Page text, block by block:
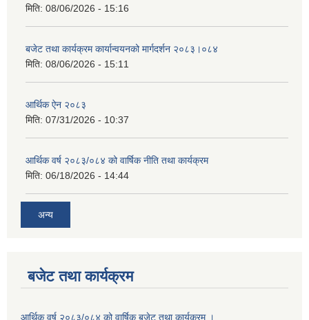
मिति: 08/06/2026 - 15:16
बजेट तथा कार्यक्रम कार्यान्वयनको मार्गदर्शन २०८३।०८४
मिति: 08/06/2026 - 15:11
आर्थिक ऐन २०८३
मिति: 07/31/2026 - 10:37
आर्थिक वर्ष २०८३/०८४ को वार्षिक नीति तथा कार्यक्रम
मिति: 06/18/2026 - 14:44
अन्य
बजेट तथा कार्यक्रम
आर्थिक वर्ष २०८३/०८४ को वार्षिक बजेट तथा कार्यक्रम ।